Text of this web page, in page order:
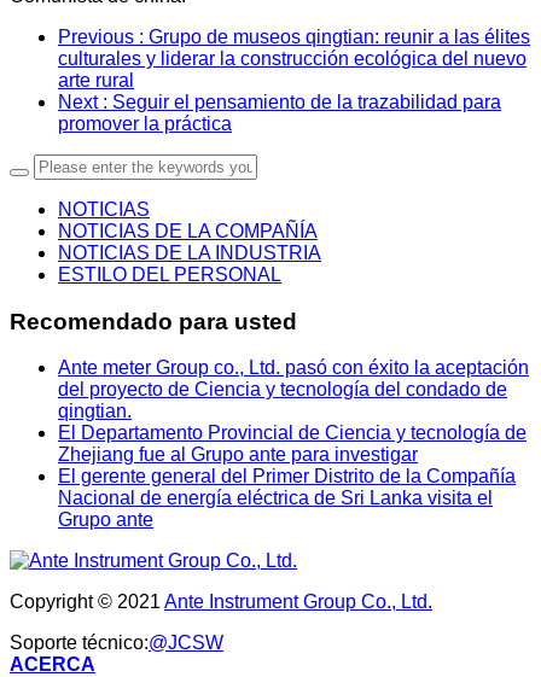
Previous : Grupo de museos qingtian: reunir a las élites
culturales y liderar la construcción ecológica del nuevo
arte rural
Next : Seguir el pensamiento de la trazabilidad para
promover la práctica
NOTICIAS
NOTICIAS DE LA COMPAÑÍA
NOTICIAS DE LA INDUSTRIA
ESTILO DEL PERSONAL
Recomendado para usted
Ante meter Group co., Ltd. pasó con éxito la aceptación
del proyecto de Ciencia y tecnología del condado de
qingtian.
El Departamento Provincial de Ciencia y tecnología de
Zhejiang fue al Grupo ante para investigar
El gerente general del Primer Distrito de la Compañía
Nacional de energía eléctrica de Sri Lanka visita el
Grupo ante
Copyright © 2021 Ante Instrument Group Co., Ltd.
Soporte técnico:@JCSW
ACERCA